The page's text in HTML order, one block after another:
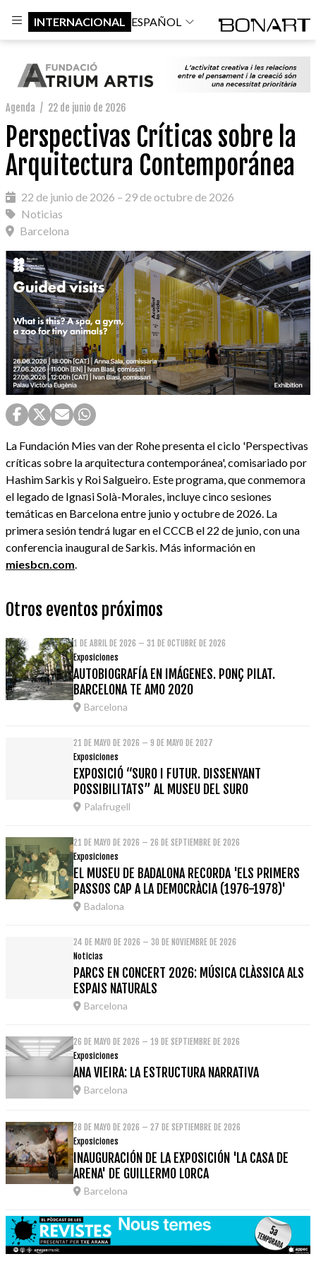
INTERNACIONAL ESPAÑOL
Agenda / 22 de junio de 2026
Perspectivas Críticas sobre la
Arquitectura Contemporánea
22 de junio de 2026 – 29 de octubre de 2026
Noticias
Barcelona
La Fundación Mies van der Rohe presenta el ciclo 'Perspectivas
críticas sobre la arquitectura contemporánea', comisariado por
Hashim Sarkis y Roi Salgueiro. Este programa, que conmemora
el legado de Ignasi Solà-Morales, incluye cinco sesiones
temáticas en Barcelona entre junio y octubre de 2026. La
primera sesión tendrá lugar en el CCCB el 22 de junio, con una
conferencia inaugural de Sarkis. Más información en
miesbcn.com
Otros eventos próximos
1 DE ABRIL DE 2026 – 31 DE OCTUBRE DE 2026
Exposiciones
AUTOBIOGRAFÍA EN IMÁGENES. PONÇ PILAT.
BARCELONA TE AMO 2020
Barcelona
21 DE MAYO DE 2026 – 9 DE MAYO DE 2027
Exposiciones
EXPOSICIÓ “SURO I FUTUR. DISSENYANT
POSSIBILITATS” AL MUSEU DEL SURO
Palafrugell
21 DE MAYO DE 2026 – 26 DE SEPTIEMBRE DE 2026
Exposiciones
EL MUSEU DE BADALONA RECORDA 'ELS PRIMERS
PASSOS CAP A LA DEMOCRÀCIA (1976-1978)'
Badalona
24 DE MAYO DE 2026 – 30 DE NOVIEMBRE DE 2026
Noticias
PARCS EN CONCERT 2026: MÚSICA CLÀSSICA ALS
ESPAIS NATURALS
Barcelona
26 DE MAYO DE 2026 – 19 DE SEPTIEMBRE DE 2026
Exposiciones
ANA VIEIRA: LA ESTRUCTURA NARRATIVA
Barcelona
28 DE MAYO DE 2026 – 27 DE SEPTIEMBRE DE 2026
Exposiciones
INAUGURACIÓN DE LA EXPOSICIÓN 'LA CASA DE
ARENA' DE GUILLERMO LORCA
Barcelona